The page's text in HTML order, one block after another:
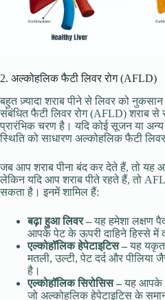
2. अल्कोहलिक फैटी लिवर रोग (AFLD)
बहुत ज़्यादा शराब पीने से लिवर को
संबंधित फैटी लिवर रोग (AFLD) शराब से
प्रारंभिक चरण है। यदि कोई सूजन या अन्य
स्थिति को साधारण अल्कोहलिक फैटी
जब आप शराब पीना बंद कर देते हैं, तो यह
लेकिन यदि आप शराब पीते रहते हैं, तो
सकता है। इनमें शामिल हैं:
बढ़ा हुआ लिवर –यह हमेशा लक्षण
आपके पेट के ऊपरी दाहिने हिस्से में
एल्कोहॉलिक हेपेटाइटिस –यह यकृत
मतली, उल्टी, पेट दर्द और पीलिया
है।
एल्कोहॉलिक सिरोसिस –यह आपके
जो अल्कोहलिक हेपेटाइटिस के